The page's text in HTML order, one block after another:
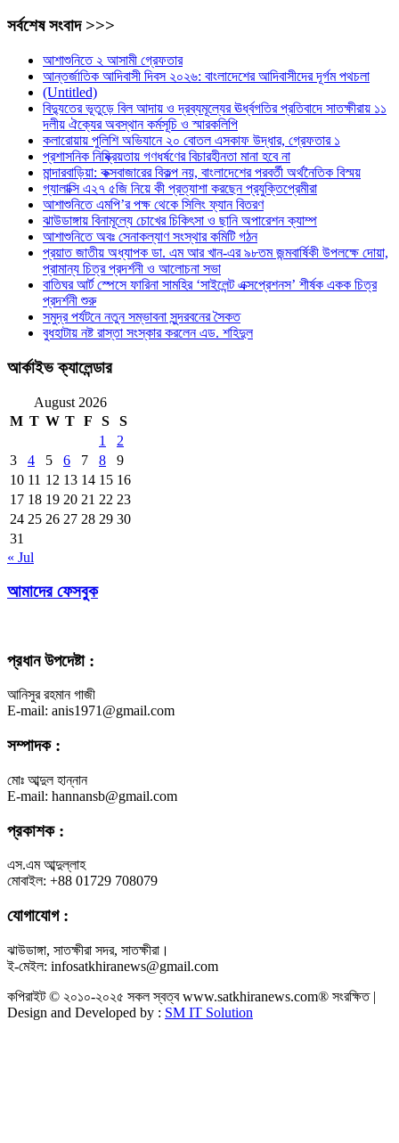
সর্বশেষ সংবাদ >>>
আশাশুনিতে ২ আসামী গ্রেফতার
আন্তর্জাতিক আদিবাসী দিবস ২০২৬: বাংলাদেশের আদিবাসীদের দূর্গম পথচলা
(Untitled)
বিদ্যুতের ভূতুড়ে বিল আদায় ও দ্রব্যমূল্যের ঊর্ধ্বগতির প্রতিবাদে সাতক্ষীরায় ১১
দলীয় ঐক্যের অবস্থান কর্মসূচি ও স্মারকলিপি
কলারোয়ায় পুলিশি অভিযানে ২০ বোতল এসকাফ উদ্ধার, গ্রেফতার ১
প্রশাসনিক নিষ্ক্রিয়তায় গণধর্ষণের বিচারহীনতা মানা হবে না
মান্দারবাড়িয়া: কক্সবাজারের বিকল্প নয়, বাংলাদেশের পরবর্তী অর্থনৈতিক বিস্ময়
গ্যালাক্সি এ২৭ ৫জি নিয়ে কী প্রত্যাশা করছেন প্রযুক্তিপ্রেমীরা
আশাশুনিতে এমপি’র পক্ষ থেকে সিলিং ফ্যান বিতরণ
ঝাউডাঙ্গায় বিনামূল্যে চোখের চিকিৎসা ও ছানি অপারেশন ক্যাম্প
আশাশুনিতে অবঃ সেনাকল্যাণ সংস্থার কমিটি গঠন
প্রয়াত জাতীয় অধ্যাপক ডা. এম আর খান-এর ৯৮তম জন্মবার্ষিকী উপলক্ষে দোয়া,
প্রামান্য চিত্র প্রদর্শনী ও আলোচনা সভা
বাতিঘর আর্ট স্পেসে ফারিনা সামহির ‘সাইলেন্ট এক্সপ্রেশনস’ শীর্ষক একক চিত্র
প্রদর্শনী শুরু
সমুদ্র পর্যটনে নতুন সম্ভাবনা সুন্দরবনের সৈকত
বুধহাটায় নষ্ট রাস্তা সংস্কার করলেন এড. শহিদুল
আর্কাইভ ক্যালেন্ডার
August 2026
M T W T F S
S
1
2
3
4 5 6 7 8
9
10 11 12 13 14 15 16
17 18 19 20 21 22 23
24 25 26 27 28 29 30
31
« Jul
আমাদের ফেসবুক
প্রধান উপদেষ্টা :
আনিসুর রহমান গাজী
E-mail: anis1971@gmail.com
সম্পাদক :
মোঃ আব্দুল হান্নান
E-mail: hannansb@gmail.com
প্রকাশক :
এস.এম আব্দুল্লাহ
মোবাইল: +88 01729 708079
যোগাযোগ :
ঝাউডাঙ্গা, সাতক্ষীরা সদর, সাতক্ষীরা।
ই-মেইল: infosatkhiranews@gmail.com
কপিরাইট © ২০১০-২০২৫ সকল স্বত্ব www.satkhiranews.com® সংরক্ষিত |
Design and Developed by : SM IT Solution